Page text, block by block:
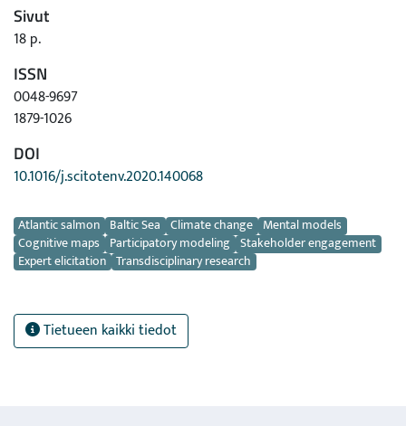
Sivut
18 p.
ISSN
0048-9697
1879-1026
DOI
10.1016/j.scitotenv.2020.140068
Avainsanat
Atlantic salmon Baltic Sea Climate change Mental models
Cognitive maps Participatory modeling Stakeholder engagement
Expert elicitation Transdisciplinary research
Tietueen kaikki tiedot